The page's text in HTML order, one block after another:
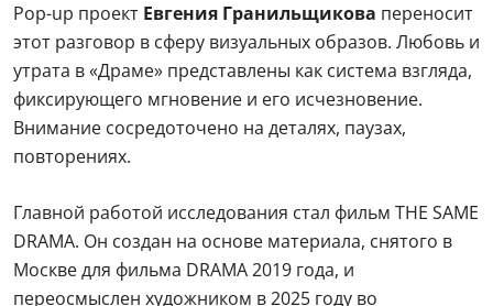
Рop-up проект Евгения Гранильщикова переносит
этот разговор в сферу визуальных образов. Любовь и
утрата в «Драме» представлены как система взгляда,
фиксирующего мгновение и его исчезновение.
Внимание сосредоточено на деталях, паузах,
повторениях.
Главной работой исследования стал фильм THE SAME
DRAMA. Он создан на основе материала, снятого в
Москве для фильма DRAMA 2019 года, и
переосмыслен художником в 2025 году во